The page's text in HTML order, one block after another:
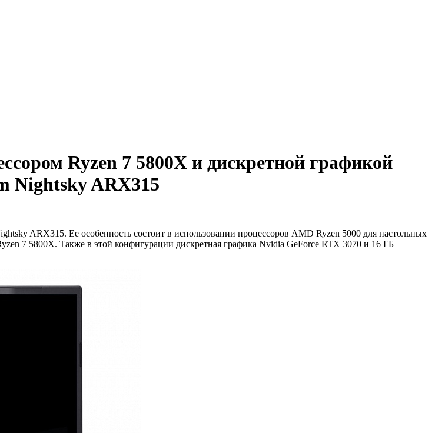
Ryzen 7 5800X и дискретной графикой
Nightsky ARX315
ARX315. Ее особенность состоит в использовании процессоров AMD Ryzen 5000 для настольных
7 5800X. Также в этой конфигурации дискретная графика Nvidia GeForce RTX 3070 и 16 ГБ